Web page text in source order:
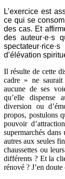
L’exercice est
ce qui se
des cas. Et
des
d’élévation
Il résulte de cette
cadre » ne saurait
aucune de ses
qu’elle dispense
diversion ou
propos, postulons
pouvoir
supermarchés
autres aux seules
chaussettes ou
différents ? Et la
rénové ? J’en